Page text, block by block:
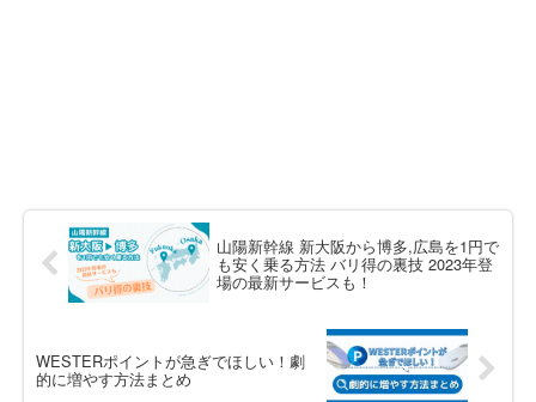
山陽新幹線 新大阪から博多,広島を1円で
も安く乗る方法 バリ得の裏技 2023年登
場の最新サービスも！
WESTERポイントが急ぎでほしい！劇
的に増やす方法まとめ